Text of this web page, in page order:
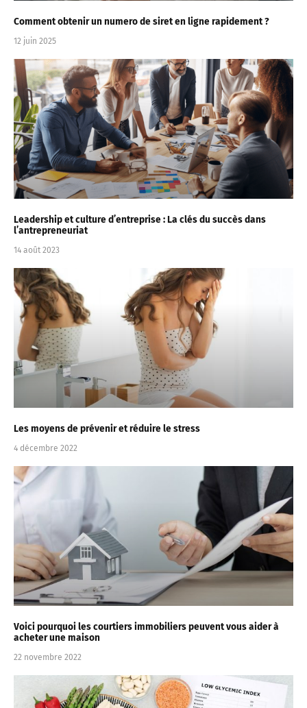
Comment obtenir un numero de siret en ligne rapidement ?
12 juin 2025
Leadership et culture d’entreprise : La clés du succès dans
l’antrepreneuriat
14 août 2023
Les moyens de prévenir et réduire le stress
4 décembre 2022
Voici pourquoi les courtiers immobiliers peuvent vous aider à
acheter une maison
22 novembre 2022